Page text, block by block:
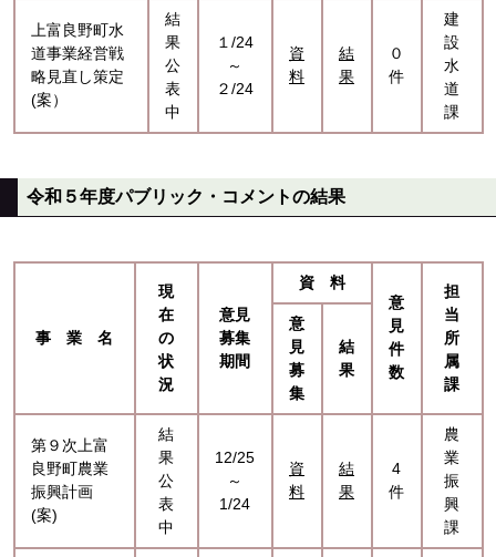
上富良野町水
道事業経営戦
略見直し策定
(案）
結
果
公
表
中
１/24
～
２/24
資
料
結
果
０
件
建
設
水
道
課
令和５年度パブリック・コメントの結果
事 業 名
現
在
の
状
況
意見
募集
期間
資 料
意
見
件
数
担
当
所
属
課
意
見
募
集
結
果
第９次上富
良野町農業
振興計画
(案)
結
果
公
表
中
12/25
～
1/24
資
料
結
果
4
件
農
業
振
興
課